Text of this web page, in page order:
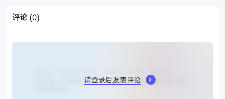
评论 (0)
请登录后发表评论